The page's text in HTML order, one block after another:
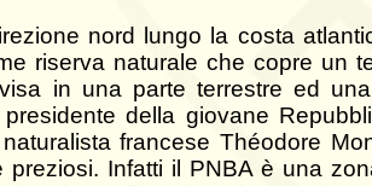
nord lungo la costa
riserva naturale che copre un
in una parte terrestre ed
della giovane
francese Théodore
preziosi. Infatti il PNBA è una